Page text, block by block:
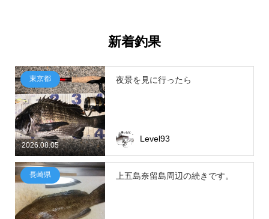
新着釣果
2026.08.05
東京都 夜景を見に行ったら
Level93
長崎県 上五島奈留島周辺の続きです。